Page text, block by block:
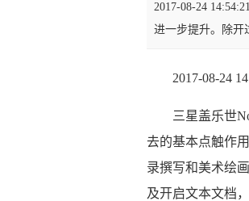
2017-08-24
进一步提升。除开
2017-08-24
三星盖乐世
去的基本点触作
录撰写和美术绘
及开启文本文档